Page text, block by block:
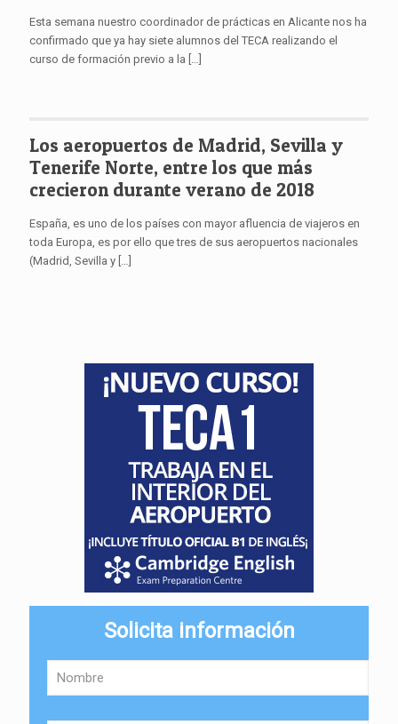
Esta semana nuestro coordinador de prácticas en Alicante nos ha
confirmado que ya hay siete alumnos del TECA realizando el
curso de formación previo a la
Los aeropuertos de Madrid, Sevilla y
Tenerife Norte, entre los que más
crecieron durante verano de 2018
España, es uno de los países con mayor afluencia de viajeros en
toda Europa, es por ello que tres de sus aeropuertos nacionales
(Madrid, Sevilla y
Solicita información